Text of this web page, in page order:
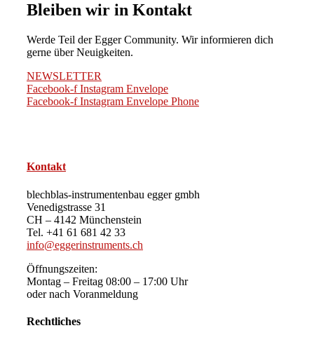
Bleiben wir in Kontakt
Werde Teil der Egger Community. Wir informieren dich
gerne über Neuigkeiten.
NEWSLETTER
Facebook-f Instagram Envelope
Facebook-f Instagram Envelope Phone
Kontakt
blechblas-instrumentenbau egger gmbh
Venedigstrasse 31
CH – 4142 Münchenstein
Tel. +41 61 681 42 33
info@eggerinstruments.ch
Öffnungszeiten:
Montag – Freitag 08:00 – 17:00 Uhr
oder nach Voranmeldung
Rechtliches